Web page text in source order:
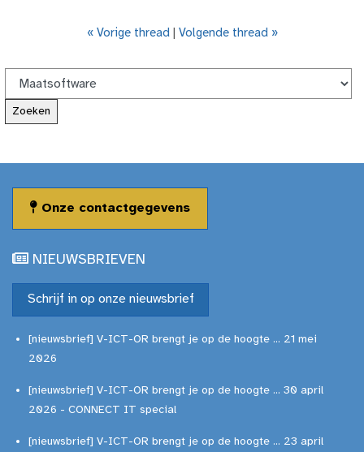
« Vorige thread| Volgende thread »
Onze contactgegevens
NIEUWSBRIEVEN
Schrijf in op onze nieuwsbrief
[nieuwsbrief] V-ICT-OR brengt je op de hoogte ... 21 mei
2026
[nieuwsbrief] V-ICT-OR brengt je op de hoogte ... 30 april
2026 - CONNECT IT special
[nieuwsbrief] V-ICT-OR brengt je op de hoogte ... 23 april